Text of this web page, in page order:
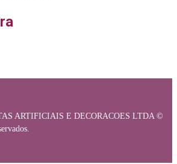
ARTIFICIAIS E DECORACOES LTDA ©